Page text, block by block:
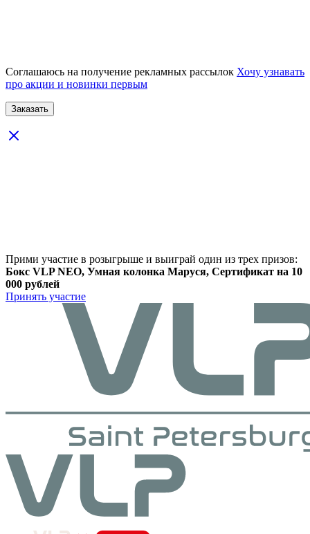
Соглашаюсь на получение рекламных рассылок Хочу узнавать
про акции и новинки первым
Прими участие в розыгрыше и выиграй один из трех призов:
Бокс VLP NEO, Умная колонка Маруся, Сертификат на 10
000 рублей
Принять участие